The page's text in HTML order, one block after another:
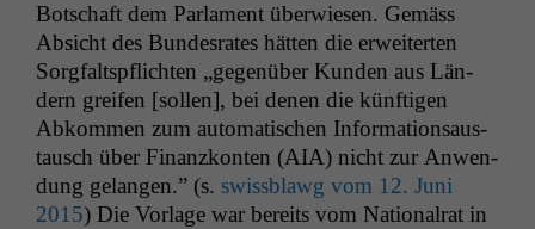
Botschaft dem Par­la­ment über­wiesen. Gemäss
Absicht des Bun­desrates hät­ten die erweit­erten
Sorgfalt­spflicht­en „gegenüber Kun­den aus Län­
dern greifen [sollen], bei denen die kün­fti­gen
Abkom­men zum automa­tis­chen Infor­ma­tion­saus­
tausch über Finanzkon­ten (AIA) nicht zur Anwen­
dung gelan­gen.” (s. swiss­blawg vom 12. Juni
2015) Die Vor­lage war bere­its vom Nation­al­rat in